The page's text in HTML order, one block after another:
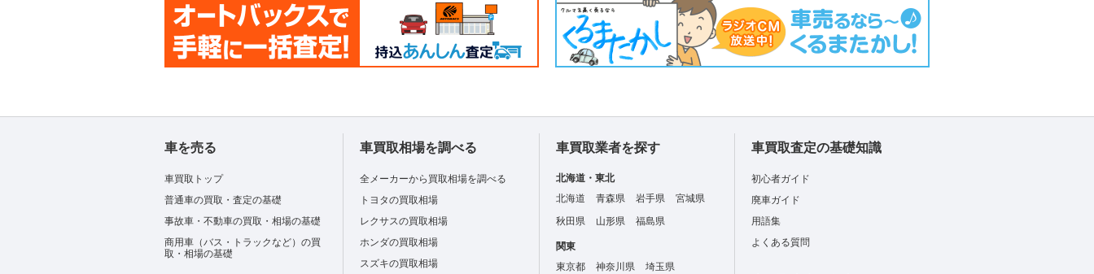
車を売る
車買取トップ
普通車の買取・査定の基礎
事故車・不動車の買取・相場の基礎
商用車（バス・トラックなど）の買
取・相場の基礎
車買取相場を調べる
全メーカーから買取相場を調べる
トヨタの買取相場
レクサスの買取相場
ホンダの買取相場
スズキの買取相場
車買取業者を探す
北海道・東北
北海道
青森県 岩手県
宮城県
秋田県
山形県 福島県
関東
東京都
神奈川県
埼玉県
車買取査定の基礎知識
初心者ガイド
廃車ガイド
用語集
よくある質問